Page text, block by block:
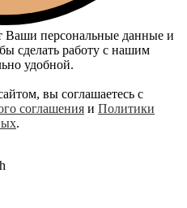
Ваши персональные данные и
сделать работу с нашим
удобной.
вы соглашаетесь с
соглашения и Политики
.